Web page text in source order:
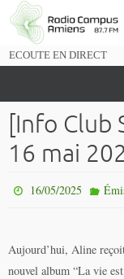
Passer
vers
ECOUTE EN DIRECT
[Info Club
16 mai
16/05/2025
Aujourd’hui, Aline
nouvel album “La vie